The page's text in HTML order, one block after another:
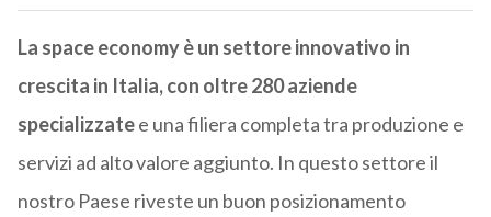
La space economy è un settore innovativo in
crescita in Italia, con oltre 280 aziende
specializzatee una filiera completa tra produzione e
servizi ad alto valore aggiunto. In questo settore il
nostro Paese riveste un buon posizionamento